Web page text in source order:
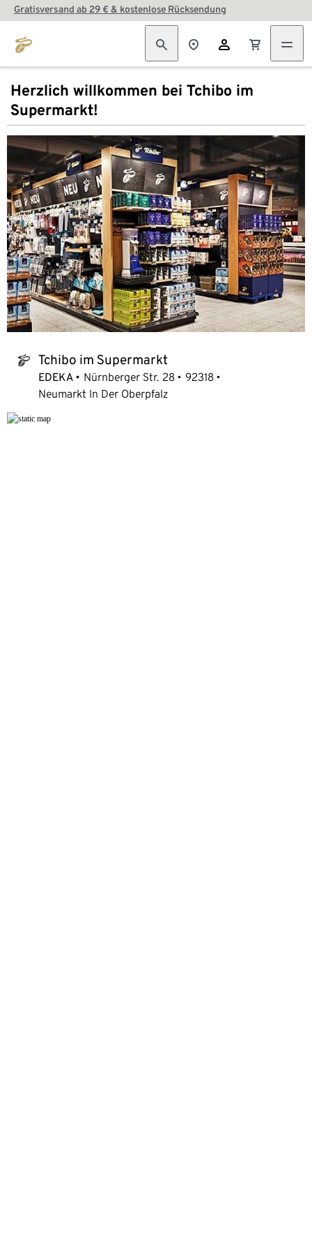
Gratisversand ab 29 € & kostenlose Rücksendung
Herzlich willkommen bei Tchibo im
Supermarkt!
tchibo_logo Tchibo im Supermarkt
EDEKA Nürnberger Str. 28
92318
Neumarkt In Der Oberpfalz